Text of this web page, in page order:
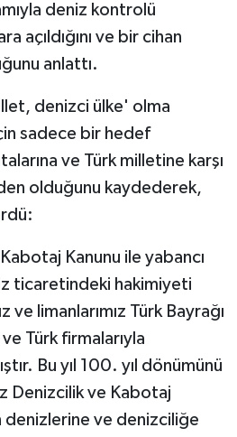
deniz kontrolü
açıldığını ve bir cihan
anlattı.
denizci ülke' olma
sadece bir hedef
ve Türk milletine karşı
olduğunu kaydederek,
Kanunu ile yabancı
ticaretindeki hakimiyeti
ve limanlarımız Türk Bayrağı
Türk firmalarıyla
Bu yıl 100. yıl dönümünü
Denizcilik ve Kabotaj
denizlerine ve denizciliğe